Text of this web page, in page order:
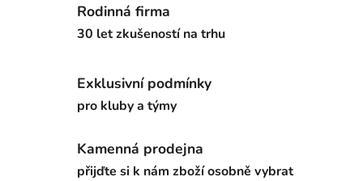
Rodinná firma
30 let zkušeností na trhu
Exklusivní podmínky
pro kluby a týmy
Kamenná prodejna
přijďte si k nám zboží osobně vybrat